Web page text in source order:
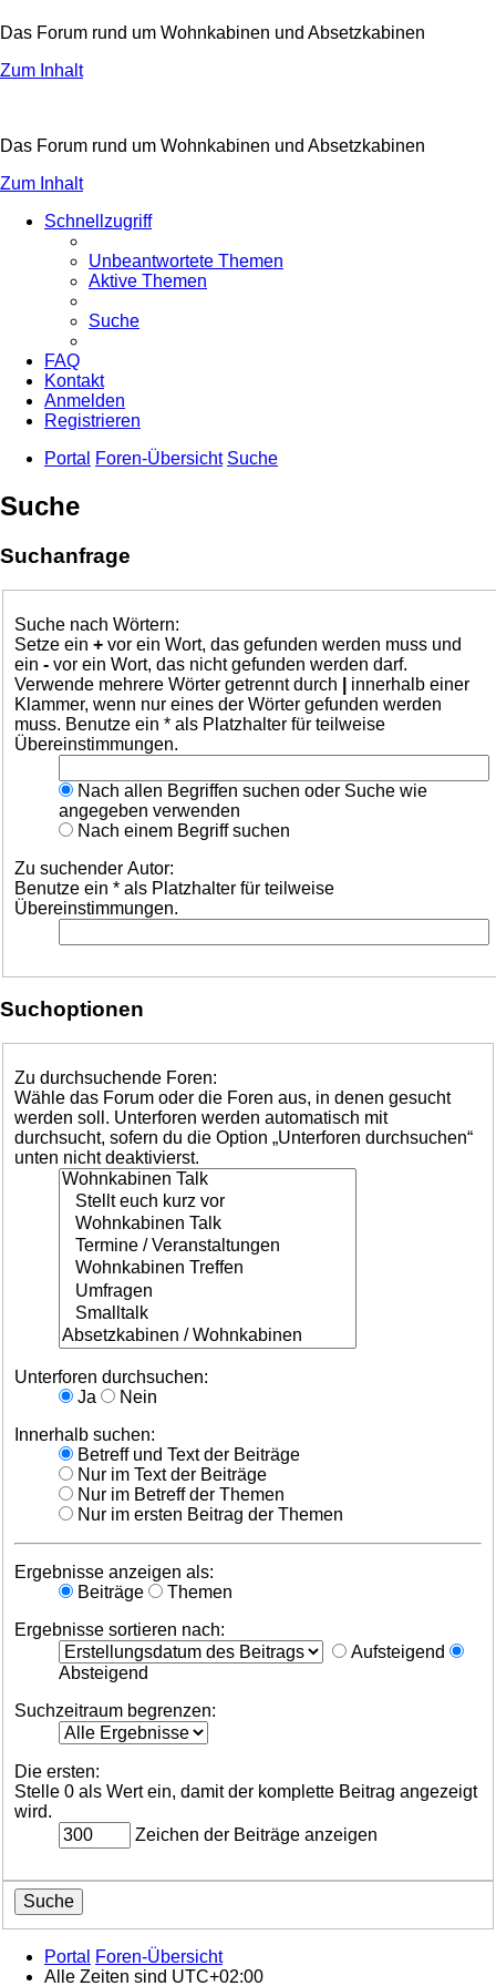
Das Forum rund um Wohnkabinen und Absetzkabinen
Zum Inhalt
Das Forum rund um Wohnkabinen und Absetzkabinen
Zum Inhalt
Schnellzugriff
Unbeantwortete Themen
Aktive Themen
Suche
FAQ
Kontakt
Anmelden
Registrieren
Portal Foren-Übersicht Suche
Suche
Suchanfrage
Suche nach Wörtern:
Setze ein + vor ein Wort, das gefunden werden muss und
ein - vor ein Wort, das nicht gefunden werden darf.
Verwende mehrere Wörter getrennt durch
innerhalb einer
Klammer, wenn nur eines der Wörter gefunden werden
muss. Benutze ein * als Platzhalter für teilweise
Übereinstimmungen.
Nach allen Begriffen suchen oder Suche wie
angegeben verwenden
Nach einem Begriff suchen
Zu suchender Autor:
Benutze ein * als Platzhalter für teilweise
Übereinstimmungen.
Suchoptionen
Zu durchsuchende Foren:
Wähle das Forum oder die Foren aus, in denen gesucht
werden soll. Unterforen werden automatisch mit
durchsucht, sofern du die Option „Unterforen durchsuchen“
unten nicht deaktivierst.
Unterforen durchsuchen:
Ja
Nein
Innerhalb suchen:
Betreff und Text der Beiträge
Nur im Text der Beiträge
Nur im Betreff der Themen
Nur im ersten Beitrag der Themen
Ergebnisse anzeigen als:
Beiträge
Themen
Ergebnisse sortieren nach:
Aufsteigend
Absteigend
Suchzeitraum begrenzen:
Die ersten:
Stelle 0 als Wert ein, damit der komplette Beitrag angezeigt
wird.
Zeichen der Beiträge anzeigen
Portal
Foren-Übersicht
Alle Zeiten sind UTC+02:00